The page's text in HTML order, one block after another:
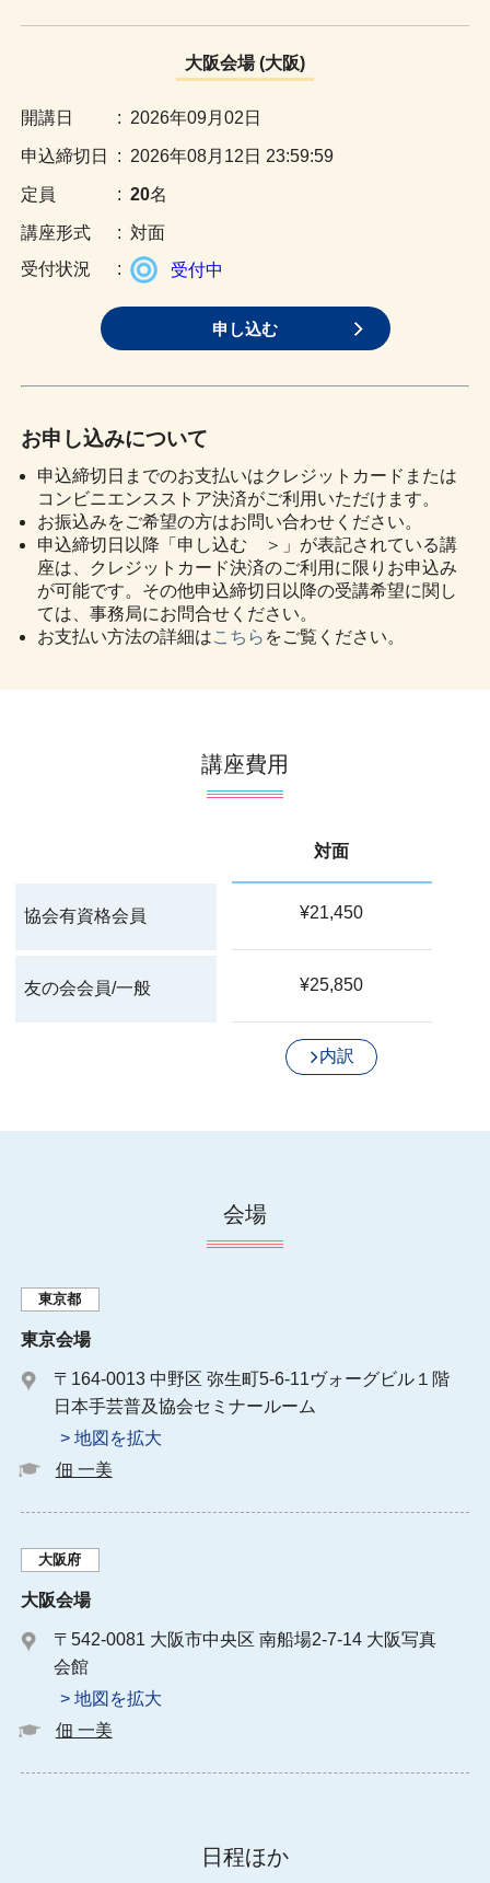
大阪会場 (大阪)
: 2026年09月02日
: 2026年08月12日 23:59:59
: 20名
: 対面
:
受付中
申し込む
お申し込みについて
申込締切日までのお支払いはクレジットカードまたは
コンビニエンスストア決済がご利用いただけます。
お振込みをご希望の方はお問い合わせください。
申込締切日以降「申し込む ＞」が表記されている講
座は、クレジットカード決済のご利用に限りお申込み
が可能です。その他申込締切日以降の受講希望に関し
ては、事務局にお問合せください。
お支払い方法の詳細はこちら をご覧ください。
講座費用
対面
協会有資格会員 ¥21,450
友の会会員/一般 ¥25,850
内訳
会場
東京都
東京会場
〒164-0013 中野区 弥生町5-6-11ヴォーグビル１階
日本手芸普及協会セミナールーム
> 地図を拡大
佃 一美
大阪府
大阪会場
〒542-0081 大阪市中央区 南船場2-7-14 大阪写真
会館
> 地図を拡大
佃 一美
日程ほか